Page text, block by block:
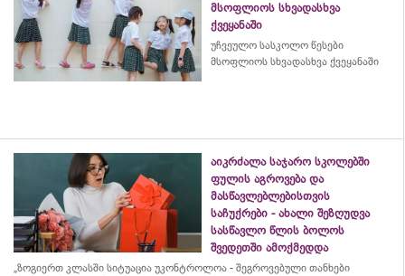
მსოფლიოს სხვადასხვა
ქვეყანაში
უჩვეულო სასკოლო წესები
მსოფლიოს სხვადასხვა ქვეყანაში
აიკრძალა საჯარო სკოლებში
ფულის აგროვება და
მასწავლებლებისთვის
საჩუქრები - ახალი შეზღუდვა
სასწავლო წლის ბოლოს
შვედეთში ამოქმედდა
„ზოგიერთ კლასში სიტუაცია უკონტროლოა - შეგროვებული თანხები